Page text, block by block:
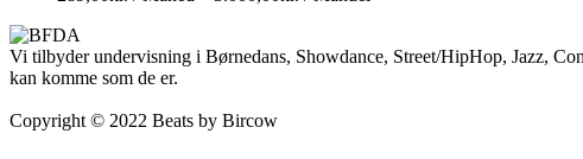
Måned
Vi tilbyder undervisning i Børnedans, Showdance, Street/HipHop, Jazz,
kan komme som de er.
Copyright © 2022 Beats by Bircow